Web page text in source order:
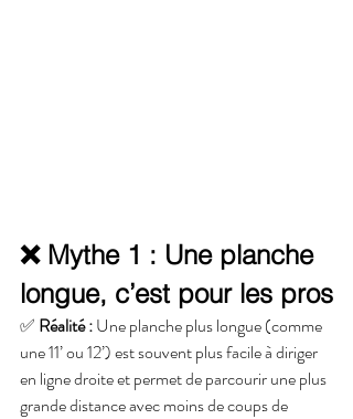
❌ Mythe 1 : Une planche
longue, c’est pour les pros
✅ Réalité : Une planche plus longue (comme
une 11’ ou 12’) est souvent plus facile à diriger
en ligne droite et permet de parcourir une plus
grande distance avec moins de coups de